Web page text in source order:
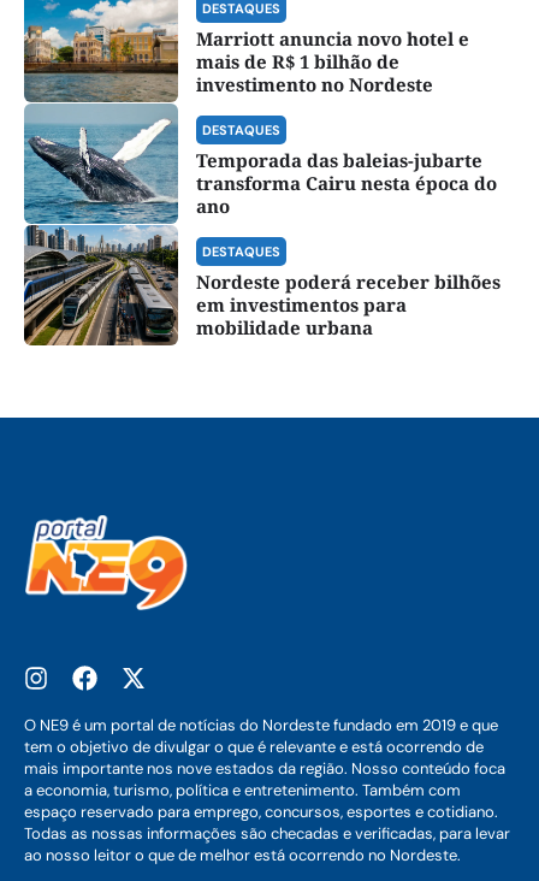
DESTAQUES
Marriott anuncia novo hotel e
mais de R$ 1 bilhão de
investimento no Nordeste
DESTAQUES
Temporada das baleias-jubarte
transforma Cairu nesta época do
ano
DESTAQUES
Nordeste poderá receber bilhões
em investimentos para
mobilidade urbana
O NE9 é um portal de notícias do Nordeste fundado em 2019 e que
tem o objetivo de divulgar o que é relevante e está ocorrendo de
mais importante nos nove estados da região. Nosso conteúdo foca
a economia, turismo, política e entretenimento. Também com
espaço reservado para emprego, concursos, esportes e cotidiano.
Todas as nossas informações são checadas e verificadas, para levar
ao nosso leitor o que de melhor está ocorrendo no Nordeste.